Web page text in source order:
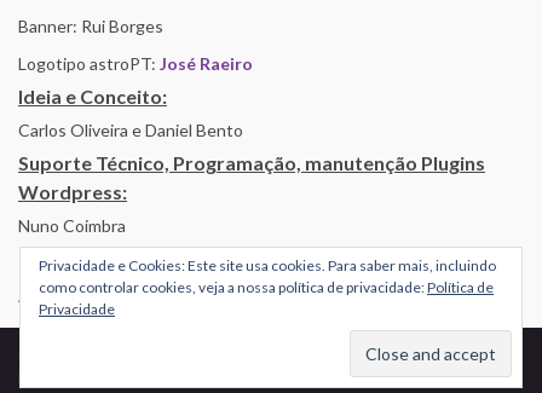
Banner: Rui Borges
Logotipo astroPT: José Raeiro
Ideia e Conceito:
Carlos Oliveira e Daniel Bento
Suporte Técnico, Programação, manutenção Plugins
Wordpress:
Nuno Coimbra
Alojamento por Simbiose
Privacidade e Cookies: Este site usa cookies. Para saber mais, incluindo
como controlar cookies, veja a nossa política de privacidade:Política de
Privacidade